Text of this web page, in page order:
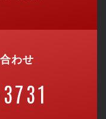
わせ